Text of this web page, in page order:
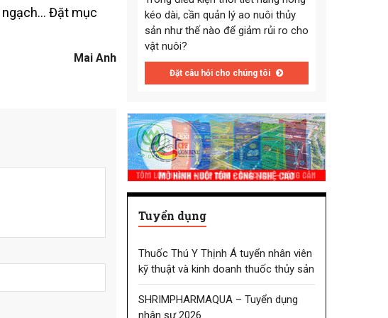
ngạch… Đặt mục
Mai Anh
kéo dài, cần quản lý ao nuôi thủy
sản như thế nào để giảm rủi ro cho
vật nuôi?
Đặt câu hỏi cho chúng tôi
Tuyển dụng
Thuốc Thú Y Thịnh Á tuyển nhân viên
kỹ thuật và kinh doanh thuốc thủy sản
SHRIMPHARMAQUA – Tuyển dụng
nhân sự 2026